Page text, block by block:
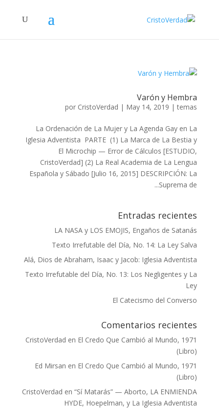
Varón y Hembra
por CristoVerdad | May 14, 2019 |temas
La Ordenación de La Mujer y La Agenda Gay en La
Iglesia Adventista PARTE (1) La Marca de La Bestia y
El Microchip — Error de Cálculos [ESTUDIO,
CristoVerdad] (2) La Real Academia de La Lengua
Española y Sábado [Julio 16, 2015] DESCRIPCIÓN: La
Suprema de...
Entradas recientes
LA NASA y LOS EMOJIS, Engaños de Satanás
Texto Irrefutable del Día, No. 14: La Ley Salva
Alá, Dios de Abraham, Isaac y Jacob: Iglesia Adventista
Texto Irrefutable del Día, No. 13: Los Negligentes y La
Ley
El Catecismo del Converso
Comentarios recientes
CristoVerdad en El Credo Que Cambió al Mundo, 1971
(Libro)
Ed Mirsan en El Credo Que Cambió al Mundo, 1971
(Libro)
CristoVerdad en“Sí Matarás” — Aborto, LA ENMIENDA
HYDE, Hoepelman, y La Iglesia Adventista